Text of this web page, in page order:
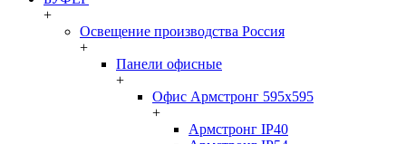
+
Освещение производства Россия
+
Панели офисные
+
Офис Армстронг 595x595
+
Армстронг IP40